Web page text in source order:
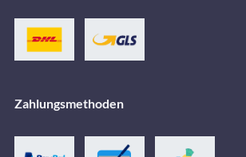
Zahlungsmethoden